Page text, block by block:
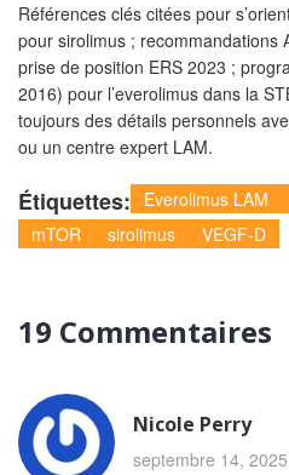
Références clés citées pour
pour sirolimus ; recommandations
prise de position ERS 2023 ;
2016) pour l’everolimus dans la
toujours des détails personnels
ou un centre expert LAM.
Étiquettes: Everolimus LAM
mTOR
sirolimus VEGF-D
19 Commentaires
Nicole Perry
septembre 14,